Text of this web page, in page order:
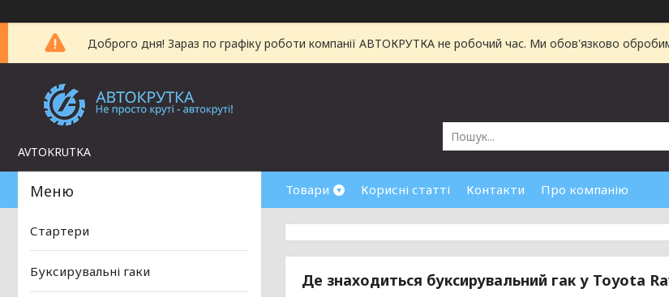
Доброго дня! Зараз по графіку роботи компанії АВТОКРУТКА не робочий час. Ми обов'язково
AVTOKRUTKA
Товари Корисні статті Контакти Про компанію
Де знаходиться буксирувальний гак у Toyota
Стартери
Буксирувальні гаки